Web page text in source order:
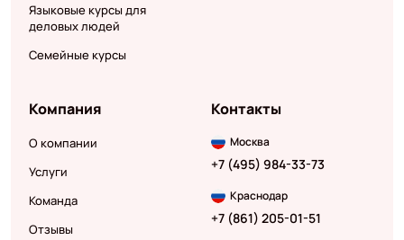
Языковые курсы для
деловых людей
Семейные курсы
Компания
О компании
Услуги
Команда
Отзывы
Контакты
Москва
+7 (495) 984-33-73
Краснодар
+7 (861) 205-01-51